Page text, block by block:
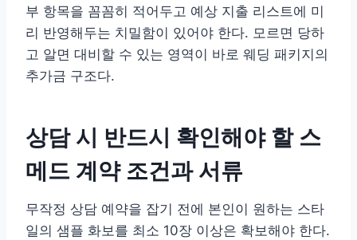
부 항목을 꼼꼼히 적어두고 예상 지출 리스트에 미
리 반영해두는 치밀함이 있어야 한다. 모르면 당하
고 알면 대비할 수 있는 영역이 바로 웨딩 패키지의
추가금 구조다.
상담 시 반드시 확인해야 할 스
메드 계약 조건과 서류
무작정 상담 예약을 잡기 전에 본인이 원하는 스타
일의 샘플 화보를 최소 10장 이상은 확보해야 한다.